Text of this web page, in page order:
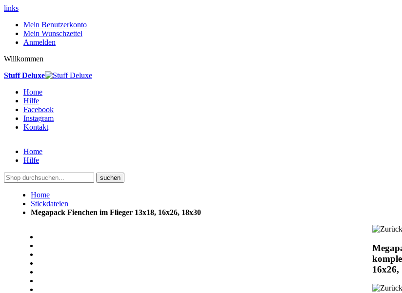
links
Mein Benutzerkonto
Mein Wunschzettel
Anmelden
Willkommen
Stuff Deluxe
Home
Hilfe
Facebook
Instagram
Kontakt
Home
Hilfe
suchen
Home
Stickdateien
Megapack Fienchen im Flieger 13x18, 16x26, 18x30
16x26,